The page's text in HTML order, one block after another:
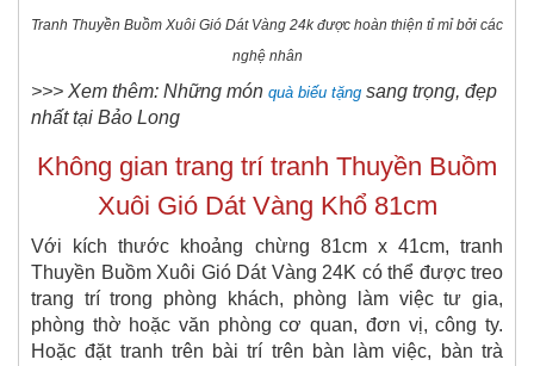
Tranh Thuyền Buồm Xuôi Gió Dát Vàng 24k được hoàn thiện tỉ mỉ bởi các
nghệ nhân​
>>> Xem thêm: Những món quà biếu tặng sang trọng, đẹp
nhất tại Bảo Long
Không gian trang trí tranh Thuyền Buồm​
Xuôi Gió Dát Vàng Khổ 81cm
Với kích thước khoảng chừng 81cm x 41cm, tranh
Thuyền Buồm Xuôi Gió Dát Vàng 24K có thể được treo
trang trí trong phòng khách, phòng làm việc tư gia,
phòng thờ hoặc văn phòng cơ quan, đơn vị, công ty.
Hoặc đặt tranh trên bài trí trên bàn làm việc, bàn trà